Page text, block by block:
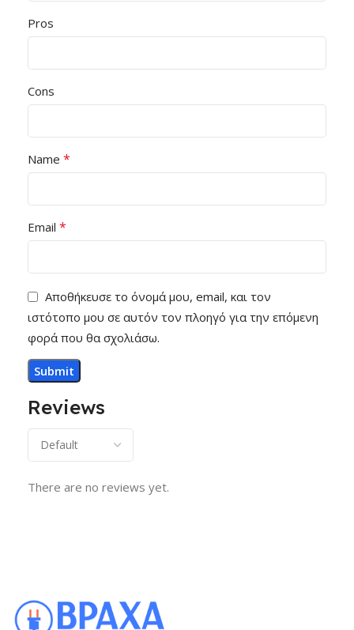
Reviews
There are no reviews yet.
Pros
Cons
Name *
Email *
Αποθήκευσε το όνομά μου, email, και τον
ιστότοπο μου σε αυτόν τον πλοηγό για την επόμενη
φορά που θα σχολιάσω.